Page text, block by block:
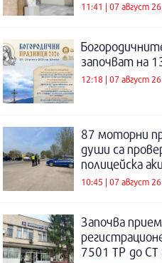
11:41 | 07 август 26
започват на
12:18 | 07 август 26
87 моторни
души са
полицейска
10:45 | 07 август 26
Започва
7501 ТР до